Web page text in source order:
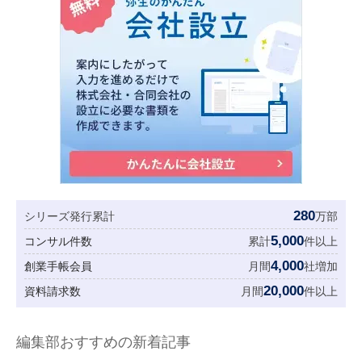
シリーズ発行累計 280万部
コンサル件数
累計5,000件以上
創業手帳会員
月間4,000社増加
資料請求数
月間20,000件以上
編集部おすすめの新着記事